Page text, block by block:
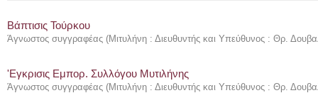
Βάπτισις Τούρκου
Άγνωστος συγγραφέας (Μιτυλήνη : Διευθυντής και Υπεύθυνος : Θρ.
'Εγκρισις Εμπορ. Συλλόγου Μυτιλήνης
Άγνωστος συγγραφέας (Μιτυλήνη : Διευθυντής και Υπεύθυνος : Θρ.